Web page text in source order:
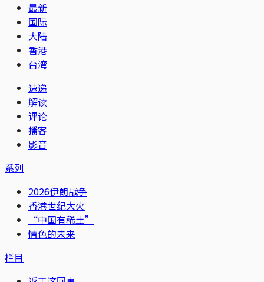
最新
国际
大陆
香港
台湾
速递
解读
评论
播客
影音
系列
2026伊朗战争
香港世纪大火
“中国有稀土”
情色的未来
栏目